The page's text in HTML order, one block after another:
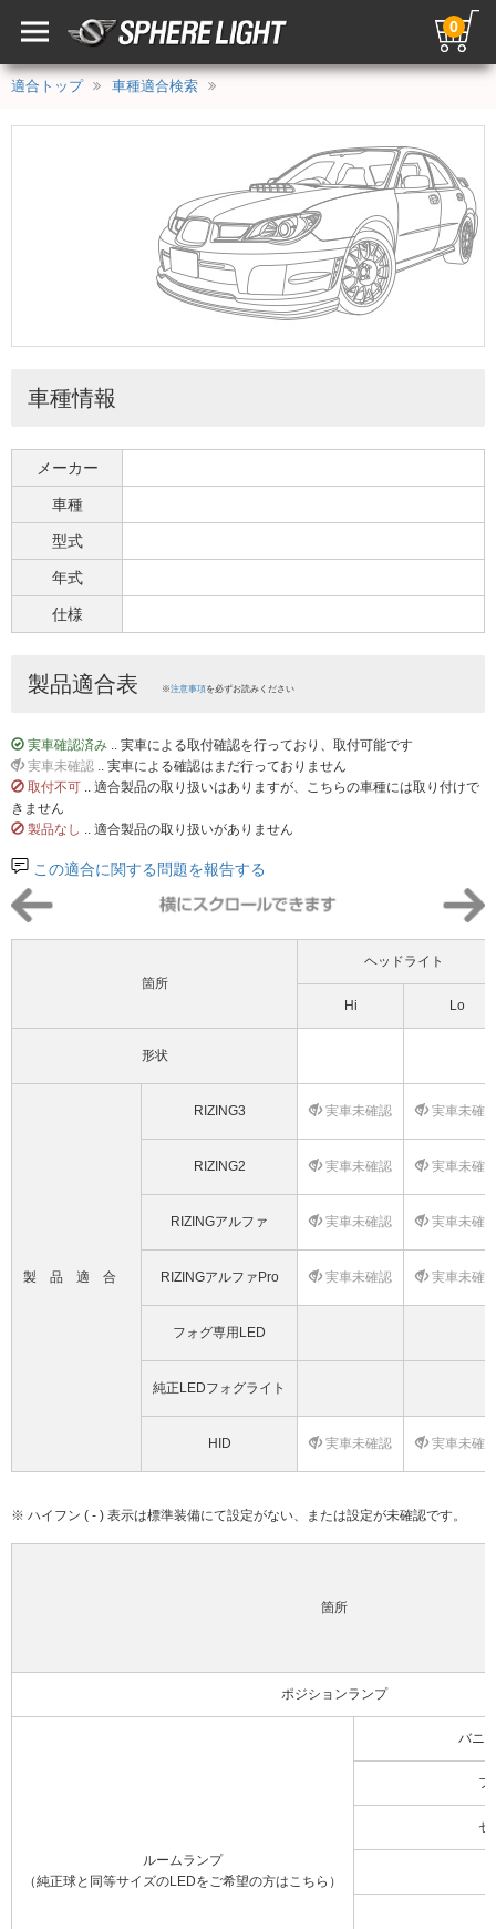
0
適合トップ 車種適合検索
車種情報
メーカー
車種
型式
年式
仕様
製品適合表 ※注意事項を必ずお読みください
実車確認済み .. 実車による取付確認を行っており、取付可能です
実車未確認 .. 実車による確認はまだ行っておりません
取付不可 .. 適合製品の取り扱いはありますが、こちらの車種には取り付けで
きません
製品なし .. 適合製品の取り扱いがありません
この適合に関する問題を報告する
箇所
ヘッドライト
Hi Lo
形状
製品適合
RIZING3 実車未確認 実車未確
RIZING2 実車未確認 実車未確
RIZINGアルファ 実車未確認 実車未確
RIZINGアルファPro 実車未確認 実車未確
フォグ専用LED
純正LEDフォグライト
HID 実車未確認 実車未確
※ ハイフン ( - ) 表示は標準装備にて設定がない、または設定が未確認です。
箇所
ポジションランプ
ルームランプ
（純正球と同等サイズのLEDをご希望の方はこちら）
バニ
フ
セ